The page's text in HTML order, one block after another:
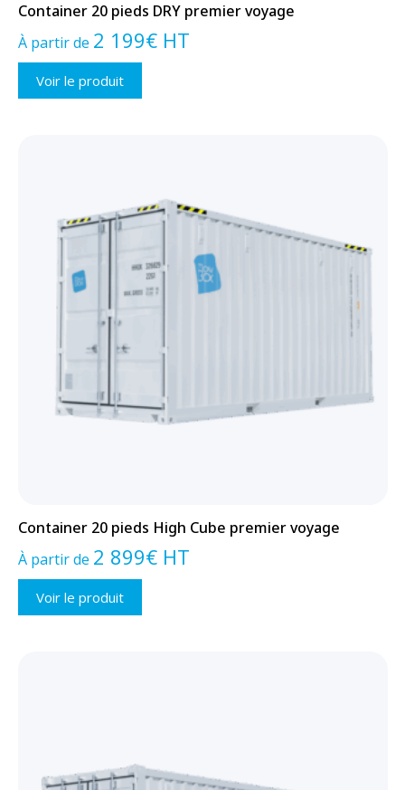
Container 20 pieds DRY premier voyage
À partir de 2 199€HT
Voir le produit
Container 20 pieds High Cube premier voyage
À partir de 2 899€HT
Voir le produit